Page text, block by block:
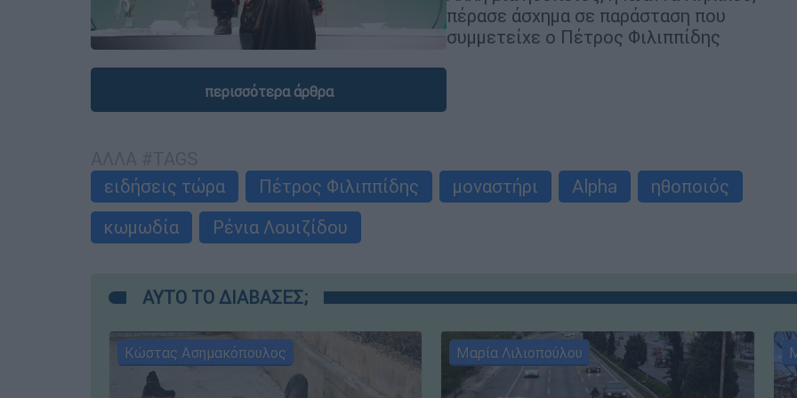
πέρασε άσχημα σε παράσταση που
συμμετείχε ο Πέτρος Φιλιππίδης
περισσότερα άρθρα
ειδήσεις τώρα
Πέτρος Φιλιππίδης μοναστήρι Alpha
ηθοποιός
κωμωδία
Ρένια Λουιζίδου
ΑΥΤΟ ΤΟ ΔΙΑΒΑΣΕΣ;
Κώστας Ασημακόπουλος Μαρία Λιλιοπούλου